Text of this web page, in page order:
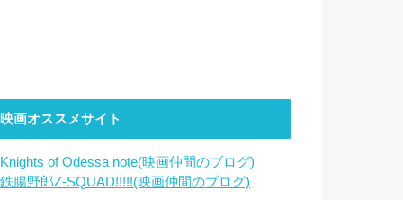
映画オススメサイト
Knights of Odessa note(映画仲間のブログ)
鉄腸野郎Z-SQUAD!!!!!(映画仲間のブログ)